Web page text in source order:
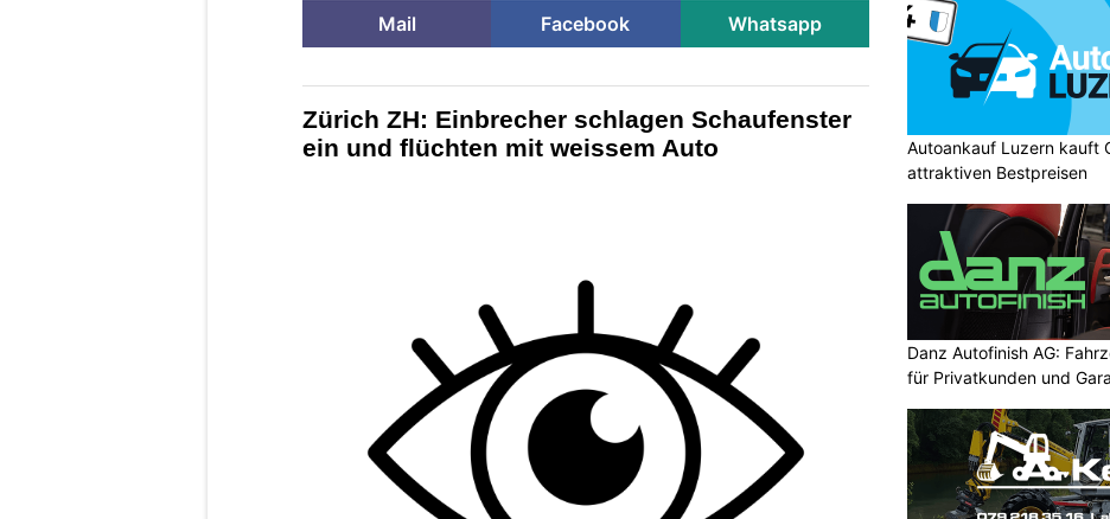
Mail
Facebook Whatsapp
Zürich ZH: Einbrecher schlagen Schaufenster
ein und flüchten mit weissem Auto
Autoankauf Luzern kauft
attraktiven Bestpreisen
Danz Autofinish AG:
für Privatkunden und